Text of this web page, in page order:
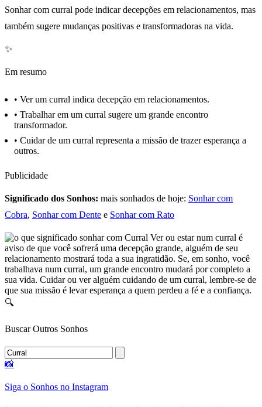
Sonhar com curral pode indicar decepções em relacionamentos, mas
também sugere mudanças positivas e transformadoras na vida.
✨
Em resumo
• Ver um curral indica decepção em relacionamentos.
• Trabalhar em um curral sugere um grande encontro
transformador.
• Cuidar de um curral representa a missão de trazer esperança a
outros.
Publicidade
Significado dos Sonhos: mais sonhados de hoje: Sonhar com
Cobra, Sonhar com Dente e Sonhar com Rato
Ver ou estar num curral é
aviso de que você sofrerá uma decepção grande, alguém de seu
relacionamento mostrará toda a sua ingratidão. Se, em sonho, você
trabalhava num curral, um grande encontro mudará por completo a
sua vida. Cuidar ou ver alguém cuidando de um curral, lembre-se de
que sua missão é levar esperança a quem perdeu a fé e a confiança.
🔍
Buscar Outros Sonhos
📸
Siga o Sonhos no Instagram